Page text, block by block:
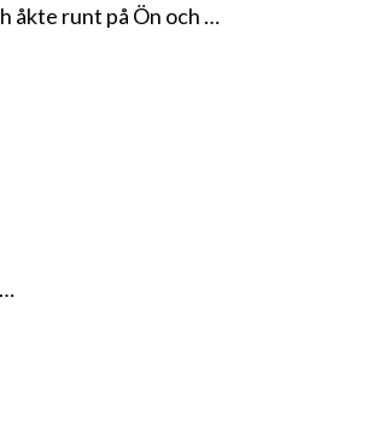
åkte runt på Ön och …